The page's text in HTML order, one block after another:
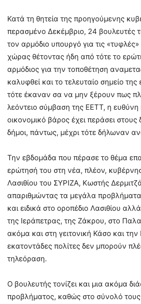
Κατά τη θητεία της προηγούμενης
περασμένο Δεκέμβριο, 24 βουλευτές
τον αρμόδιο υπουργό για τις «τυφλές»
χώρας θέτοντας ήδη από τότε το
αρμόδιος για την τοποθέτηση
καλυφθεί και το τελευταίο σημείο της
τότε έκαναν σα να μην ξέρουν πως
λεόντειο σύμβαση της ΕΕΤΤ, η ευθύνη
οικονομικό βάρος έχει περάσει στους
δήμοι, πάντως, μέχρι τότε δήλωναν
Την εβδομάδα που πέρασε το θέμα
ερώτησή του στη νέα, πλέον,
Λασιθίου του ΣΥΡΙΖΑ, Κωστής
απαριθμώντας τα μεγάλα
και ειδικά στο οροπέδιο Λασιθίου
της Ιεράπετρας, της Ζάκρου, στο
ακόμα και στη γειτονική Κάσο και
εκατοντάδες πολίτες δεν μπορούν
τηλεόραση.
Ο βουλευτής τονίζει και μια ακόμα
προβλήματος, καθώς στο σύνολό τους